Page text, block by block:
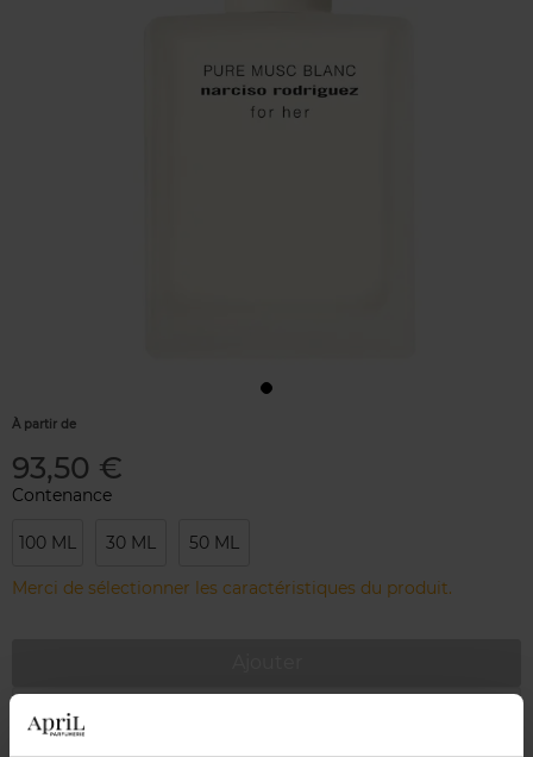
À partir de
93,50 €
Contenance
100 ML 30 ML 50 ML
Merci de sélectionner les caractéristiques du produit.
Livraison gratuite à partir de 55€